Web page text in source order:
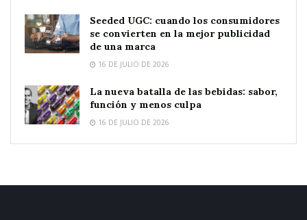
Seeded UGC: cuando los consumidores
se convierten en la mejor publicidad
de una marca
16 DE JULIO DE 2026
La nueva batalla de las bebidas: sabor,
función y menos culpa
16 DE JULIO DE 2026